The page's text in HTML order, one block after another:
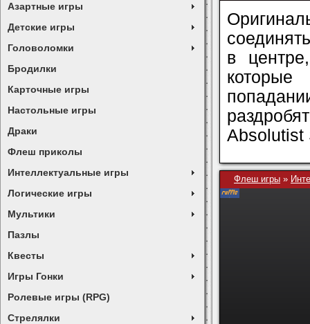
Азартные игры
Детские игры
Головоломки
Бродилки
Карточные игры
Настольные игры
Драки
Флеш приколы
Интеллектуальные игры
Логические игры
Мультики
Пазлы
Квесты
Игры Гонки
Ролевые игры (RPG)
Стрелялки
в
Absolutist
Флеш игры »